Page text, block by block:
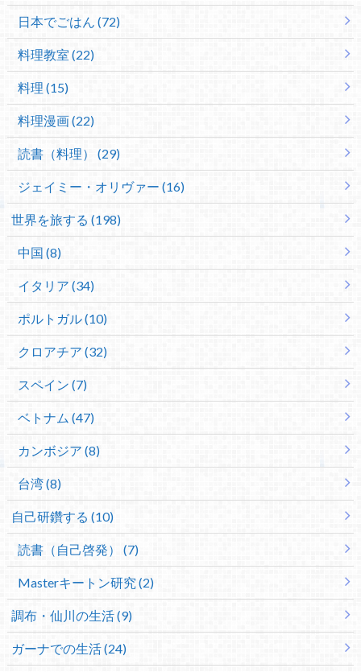
日本でごはん (72)
料理教室 (22)
料理 (15)
料理漫画 (22)
読書（料理） (29)
ジェイミー・オリヴァー (16)
世界を旅する (198)
中国 (8)
イタリア (34)
ポルトガル (10)
クロアチア (32)
スペイン (7)
ベトナム (47)
カンボジア (8)
台湾 (8)
自己研鑽する (10)
読書（自己啓発） (7)
Masterキートン研究 (2)
調布・仙川の生活 (9)
ガーナでの生活 (24)